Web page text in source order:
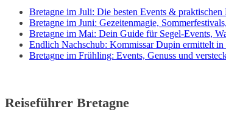
Bretagne im Juli: Die besten Events &
Bretagne im Juni: Gezeitenmagie,
Bretagne im Mai: Dein Guide für Segel-Events,
Endlich Nachschub: Kommissar Dupin ermittelt
Bretagne im Frühling: Events, Genuss und
Reiseführer Bretagne